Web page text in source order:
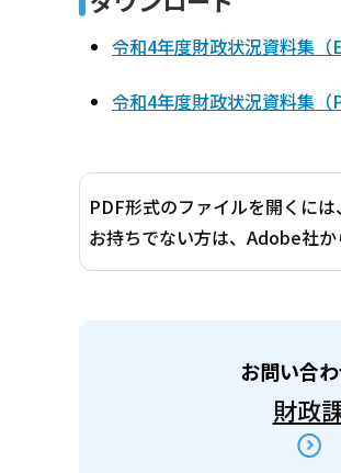
令和4年度財政状況資料集（
令和4年度財政状況資料集（
PDF形式のファイルを開くに
お持ちでない方は、Adobe社か
お問い合
財政